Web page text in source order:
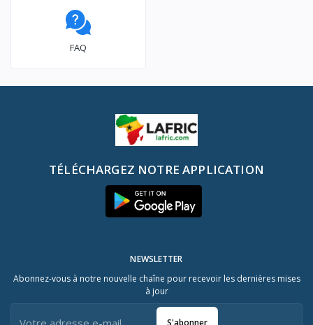
FAQ
TÉLÉCHARGEZ NOTRE APPLICATION
NEWSLETTER
Abonnez-vous à notre nouvelle chaîne pour recevoir les dernières mises
à jour
S'abonner